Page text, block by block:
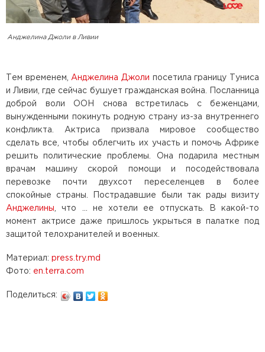
Анджелина Джоли в Ливии
Тем временем, Анджелина Джоли посетила границу Туниса
и Ливии, где сейчас бушует гражданская война. Посланница
доброй воли ООН снова встретилась с беженцами,
вынужденными покинуть родную страну из-за внутреннего
конфликта. Актриса призвала мировое сообщество
сделать все, чтобы облегчить их участь и помочь Африке
решить политические проблемы. Она подарила местным
врачам машину скорой помощи и посодействовала
перевозке почти двухсот переселенцев в более
спокойные страны. Пострадавшие были так рады визиту
Анджелины , что … не хотели ее отпускать. В какой-то
момент актрисе даже пришлось укрыться в палатке под
защитой телохранителей и военных.
Материал: press.try.md
Фото: en.terra.com
Поделиться: